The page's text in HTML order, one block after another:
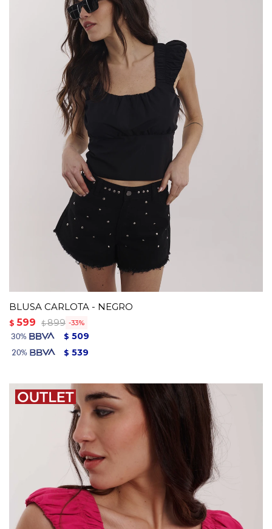
BLUSA CARLOTA - NEGRO
$ 599 $ 899 33
$ 509
$ 539